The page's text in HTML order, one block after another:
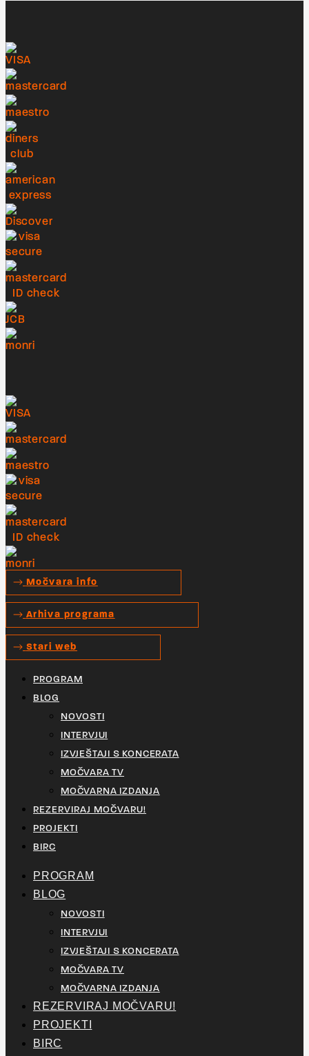
Močvara info
Arhiva programa
Stari web
PROGRAM
BLOG
NOVOSTI
INTERVJUI
IZVJEŠTAJI S KONCERATA
MOČVARA TV
MOČVARNA IZDANJA
REZERVIRAJ MOČVARU!
PROJEKTI
BIRC
PROGRAM
BLOG
NOVOSTI
INTERVJUI
IZVJEŠTAJI S KONCERATA
MOČVARA TV
MOČVARNA IZDANJA
REZERVIRAJ MOČVARU!
PROJEKTI
BIRC